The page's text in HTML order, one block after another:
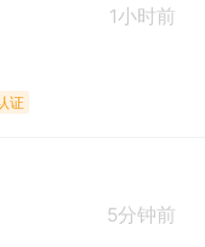
1小时前
证
5分钟前